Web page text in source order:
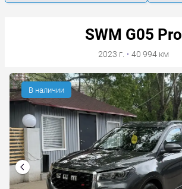
SWM G05 Pro
2023 г. · 40 994 км
В наличии